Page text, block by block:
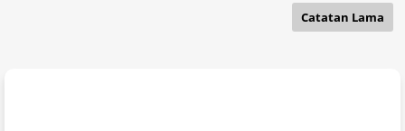
Catatan Lama